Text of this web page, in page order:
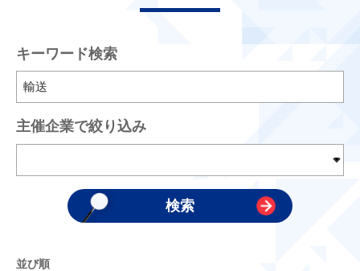
キーワード検索
主催企業で絞り込み
並び順